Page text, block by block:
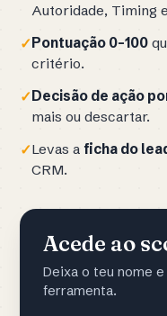
Autoridade, Timing
✓Pontuação 0-100
critério.
✓Decisão de ação
mais ou descartar.
✓Levas a ficha do
CRM.
Acede ao
Deixa o teu nome
ferramenta.